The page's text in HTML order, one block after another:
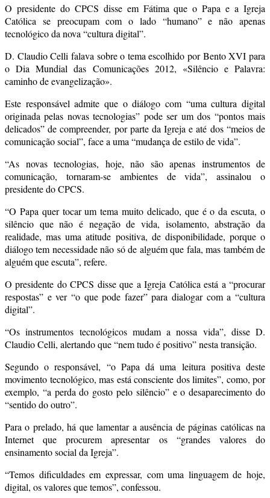
O presidente do CPCS disse em Fátima que o Papa e a Igreja
Católica se preocupam com o lado “humano” e não apenas
tecnológico da nova “cultura digital”.
D. Claudio Celli falava sobre o tema escolhido por Bento XVI para
o Dia Mundial das Comunicações 2012, «Silêncio e Palavra:
caminho de evangelização».
Este responsável admite que o diálogo com “uma cultura digital
originada pelas novas tecnologias” pode ser um dos “pontos mais
delicados” de compreender, por parte da Igreja e até dos “meios de
comunicação social”, face a uma “mudança de estilo de vida”.
“As novas tecnologias, hoje, não são apenas instrumentos de
comunicação, tornaram-se ambientes de vida”, assinalou o
presidente do CPCS.
“O Papa quer tocar um tema muito delicado, que é o da escuta, o
silêncio que não é negação de vida, isolamento, abstração da
realidade, mas uma atitude positiva, de disponibilidade, porque o
diálogo tem necessidade não só de alguém que fala, mas também de
alguém que escuta”, refere.
O presidente do CPCS disse que a Igreja Católica está a “procurar
respostas” e ver “o que pode fazer” para dialogar com a “cultura
digital”.
“Os instrumentos tecnológicos mudam a nossa vida”, disse D.
Claudio Celli, alertando que “nem tudo é positivo” nesta transição.
Segundo o responsável, “o Papa dá uma leitura positiva deste
movimento tecnológico, mas está consciente dos limites”, como, por
exemplo, “a perda do gosto pelo silêncio” e o desaparecimento do
“sentido do outro”.
Para o prelado, há que lamentar a ausência de páginas católicas na
Internet que procurem apresentar os “grandes valores do
ensinamento social da Igreja”.
“Temos dificuldades em expressar, com uma linguagem de hoje,
digital, os valores que temos”, confessou.